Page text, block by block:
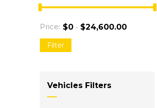
Price: $0 - $24,600.00
Filter
Vehicles Filters